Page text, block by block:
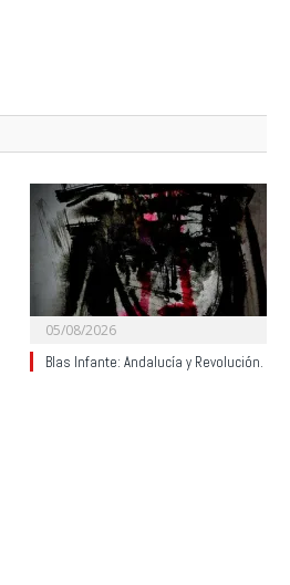
05/08/2026
Blas Infante: Andalucía y Revolución.